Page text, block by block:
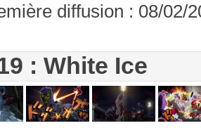
diffusion : 08/02/
: White Ice